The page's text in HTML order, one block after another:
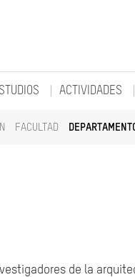
FACULTAD
ACTIVIDADES
de la